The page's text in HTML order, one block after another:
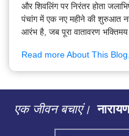
और शिवलिंग पर निरंतर होता
पंचांग में एक नए महीने की शुरुआत
आरंभ है, जब पूरा वातावरण भक्तिमय
Read more About This
एक जीवन बचाएं।